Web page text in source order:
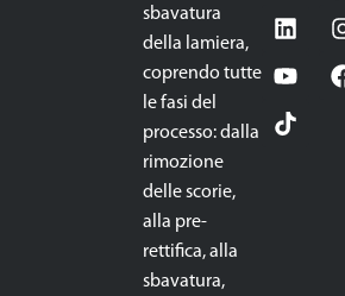
sbavatura
della lamiera,
coprendo tutte
le fasi del
processo: dalla
rimozione
delle scorie,
alla pre-
rettifica, alla
sbavatura,